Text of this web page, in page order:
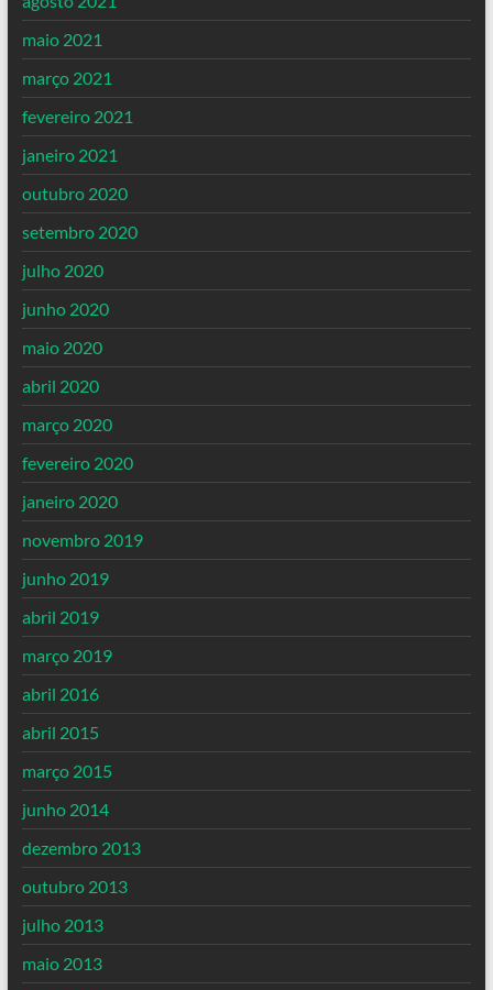
maio 2021
março 2021
fevereiro 2021
janeiro 2021
outubro 2020
setembro 2020
julho 2020
junho 2020
maio 2020
abril 2020
março 2020
fevereiro 2020
janeiro 2020
novembro 2019
junho 2019
abril 2019
março 2019
abril 2016
abril 2015
março 2015
junho 2014
dezembro 2013
outubro 2013
julho 2013
maio 2013